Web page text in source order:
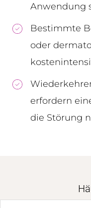
Anwendung
Bestimmte
oder
erfordern
die Störung